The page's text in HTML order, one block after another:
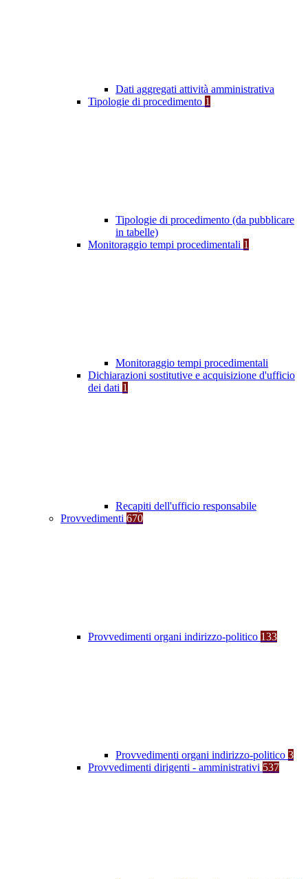
Dati aggregati attività amministrativa
Tipologie di procedimento 1
Tipologie di procedimento (da pubblicare
in tabelle)
Monitoraggio tempi procedimentali 1
Monitoraggio tempi procedimentali
Dichiarazioni sostitutive e acquisizione d'ufficio
dei dati 1
Recapiti dell'ufficio responsabile
Provvedimenti 670
Provvedimenti organi indirizzo-politico 133
Provvedimenti organi indirizzo-politico 3
Provvedimenti dirigenti - amministrativi 537